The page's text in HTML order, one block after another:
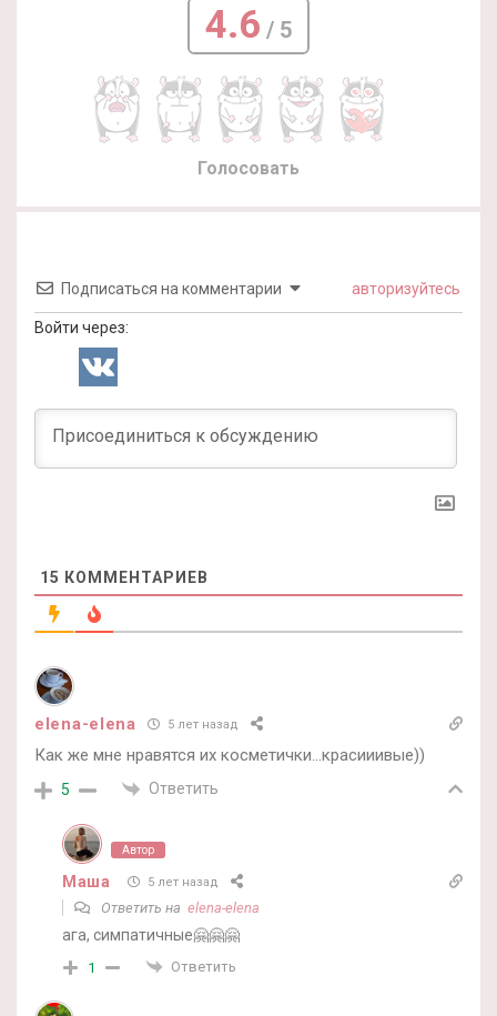
4.6 / 5
Голосовать
Подписаться на комментарии авторизуйтесь
Войти через:
15 КОММЕНТАРИЕВ
elena-elena 5 лет назад
Как же мне нравятся их косметички…красииивые))
5 Ответить
Автор
Маша 5 лет назад
Ответить на elena-elena
ага, симпатичные🤗🤗🤗
1 Ответить